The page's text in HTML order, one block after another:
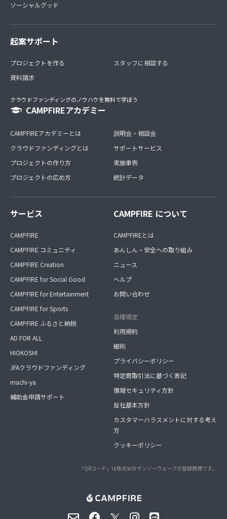
ソーシャルグッド
起案サポート
プロジェクトを作る
資料請求
スタッフに相談する
クラウドファンディングのノウハウを無料で学ぼう
CAMPFIREアカデミー
CAMPFIREアカデミーとは
クラウドファンディングとは
プロジェクトの作り方
プロジェクトの広め方
説明会・相談会
サポートサービス
実施事例
統計データ
サービス
CAMPFIRE
CAMPFIRE コミュニティ
CAMPFIRE Creation
CAMPFIRE for Social Good
CAMPFIRE for Entertainment
CAMPFIRE for Sports
CAMPFIRE ふるさと納税
AD FOR ALL
HIOKOSHI
JFAクラウドファンディング
machi-ya
補助金申請サポート
CAMPFIRE について
CAMPFIREとは
あんしん・安全への取り組み
ニュース
ヘルプ
お問い合わせ
各種規定
利用規約
細則
プライバシーポリシー
特定商取引法に基づく表記
情報セキュリティ方針
反社基本方針
カスタマーハラスメントに対する考え
方
クッキーポリシー
「QRコード」は株式会社デンソーウェーブの登録商標です。